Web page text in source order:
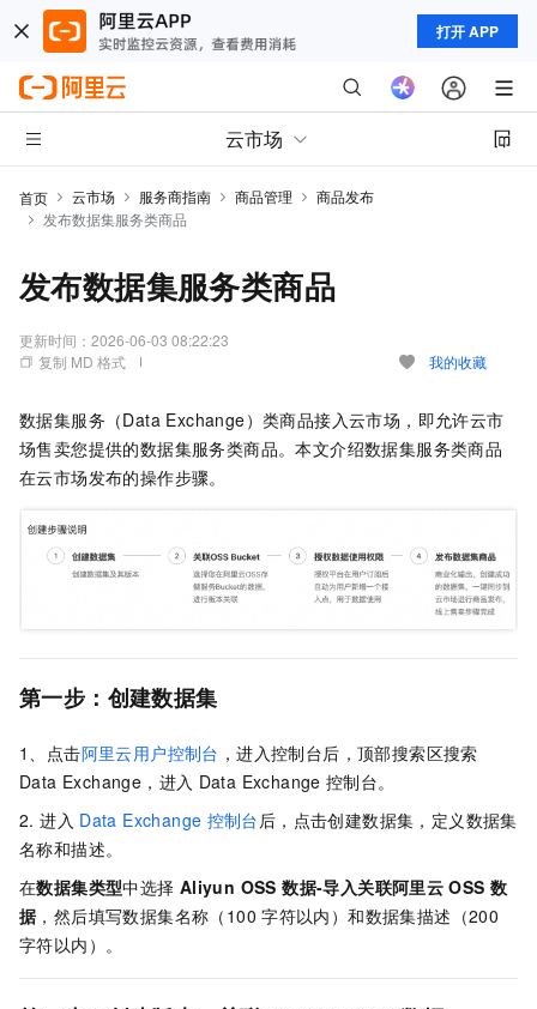
打开 APP
云市场
首页 云市场 服务商指南 商品管理
商品发布
发布数据集服务类商品
发布数据集服务类商品
更新时间： 2026-06-03 08:22:23
复制 MD 格式
我的收藏
数据集服务（Data Exchange）类商品接入云市场，即允许云市
场售卖您提供的数据集服务类商品。本文介绍数据集服务类商品
在云市场发布的操作步骤。
第一步：创建数据集
1、点击阿里云用户控制台 ，进入控制台后，顶部搜索区搜索
Data Exchange，进入 Data Exchange 控制台。
2. 进入 Data Exchange 控制台 后，点击创建数据集， 定义数据集
名称和描述。
在数据集类型中选择 Aliyun OSS 数据-导入关联阿里云 OSS 数
据，然后填写数据集名称（100 字符以内）和数据集描述（200
字符以内）。